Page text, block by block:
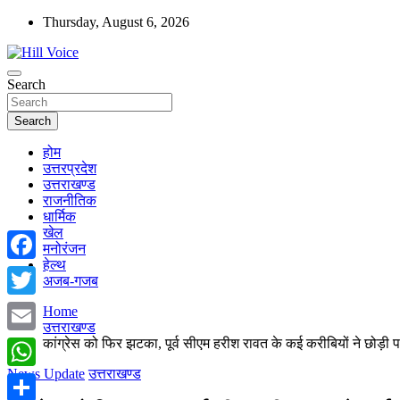
Skip
content
Thursday, August 6, 2026
Hill Voice
न्यूज़ पोर्टल
Search
Search
होम
उत्तरप्रदेश
उत्तराखण्ड
राजनीतिक
धार्मिक
खेल
मनोरंजन
हेल्थ
अजब-गजब
Home
उत्तराखण्ड
कांग्रेस को फिर झटका, पूर्व सीएम हरीश रावत के कई करीबियों ने छोड़ी
News Update उत्तराखण्ड
Facebook
Twitter
Email
WhatsApp